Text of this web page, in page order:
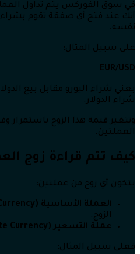
في سوق الفوركس يتم تداول
أنك عند فتح أي صفقة تقوم
نفسه.
على سبيل المثال:
EUR/USD
يعني شراء اليورو مقابل بيع
شراء الدولار.
وتتغير قيمة هذا الزوج
العملتين.
كيف تتم قراءة زوج
يتكون أي زوج من عملتين:
العملة الأساسية (Base Currency):
الزوج.
عملة التسعير (Quote Currency):
فعلى سبيل المثال: